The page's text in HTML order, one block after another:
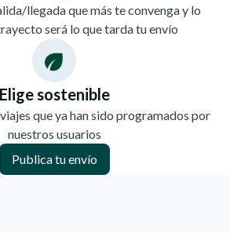
llegada que más te convenga y lo
será lo que tarda tu envío
Elige sostenible
que ya han sido programados por
nuestros usuarios
Publica tu envío